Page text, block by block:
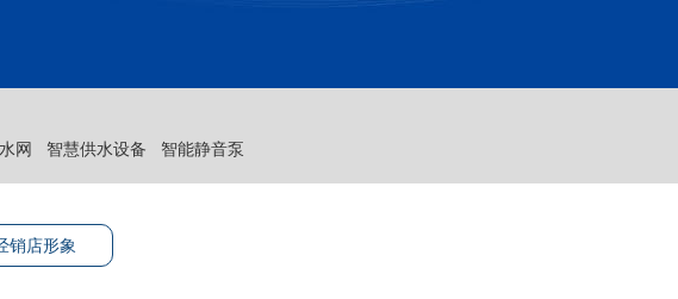
网 智慧供水设备 智能静音泵
销店形象